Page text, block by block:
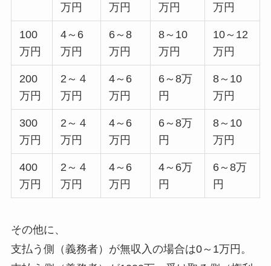
万円
万円
万円
万円
100
万円
4～6
万円
6～8
万円
8～10
万円
10～12
万円
200
万円
2～４
万円
4～6
万円
6～8万
円
8～10
万円
300
万円
2～４
万円
4～6
万円
6～8万
円
8～10
万円
400
万円
2～４
万円
4～6
万円
4～6万
円
6～8万
円
その他に、
支払う側（義務者）が無収入の場合は0～1万円。